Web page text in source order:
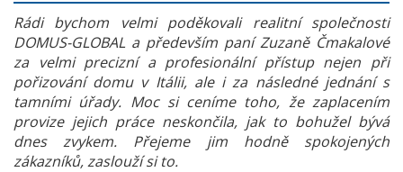
Rádi bychom velmi poděkovali realitní společnosti
DOMUS-GLOBAL a především paní Zuzaně Čmakalové
za velmi precizní a profesionální přístup nejen při
pořizování domu v Itálii, ale i za následné jednání s
tamními úřady. Moc si ceníme toho, že zaplacením
provize jejich práce neskončila, jak to bohužel bývá
dnes zvykem. Přejeme jim hodně spokojených
zákazníků, zaslouží si to.